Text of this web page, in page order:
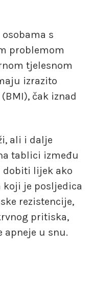
s
problemom
tjelesnom
izrazito
čak iznad
ali i dalje
tablici između
dobiti lijek ako
je posljedica
rezistencije,
pritiska,
u snu.